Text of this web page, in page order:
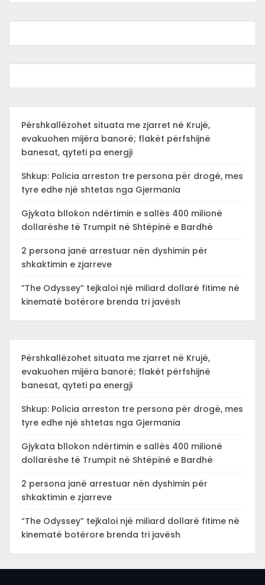
Përshkallëzohet situata me zjarret në Krujë,
evakuohen mijëra banorë; flakët përfshijnë
banesat, qyteti pa energji
Shkup: Policia arreston tre persona për drogë, mes
tyre edhe një shtetas nga Gjermania
Gjykata bllokon ndërtimin e sallës 400 milionë
dollarëshe të Trumpit në Shtëpinë e Bardhë
2 persona janë arrestuar nën dyshimin për
shkaktimin e zjarreve
“The Odyssey” tejkaloi një miliard dollarë fitime në
kinematë botërore brenda tri javësh
Përshkallëzohet situata me zjarret në Krujë,
evakuohen mijëra banorë; flakët përfshijnë
banesat, qyteti pa energji
Shkup: Policia arreston tre persona për drogë, mes
tyre edhe një shtetas nga Gjermania
Gjykata bllokon ndërtimin e sallës 400 milionë
dollarëshe të Trumpit në Shtëpinë e Bardhë
2 persona janë arrestuar nën dyshimin për
shkaktimin e zjarreve
“The Odyssey” tejkaloi një miliard dollarë fitime në
kinematë botërore brenda tri javësh